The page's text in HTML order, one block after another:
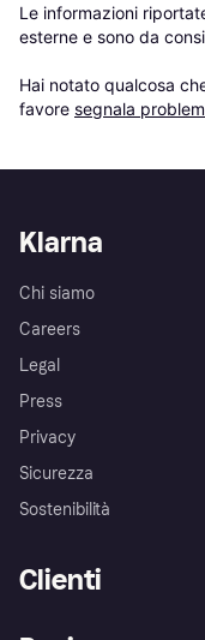
Le informazioni
esterne e sono da
Hai notato qualcosa
favore segnala
Klarna
Chi siamo
Careers
Legal
Press
Privacy
Sicurezza
Sostenibilità
Clienti
Assistenza